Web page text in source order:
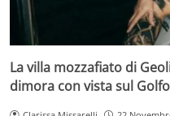
La villa mozzafiato di
dimora con vista sul